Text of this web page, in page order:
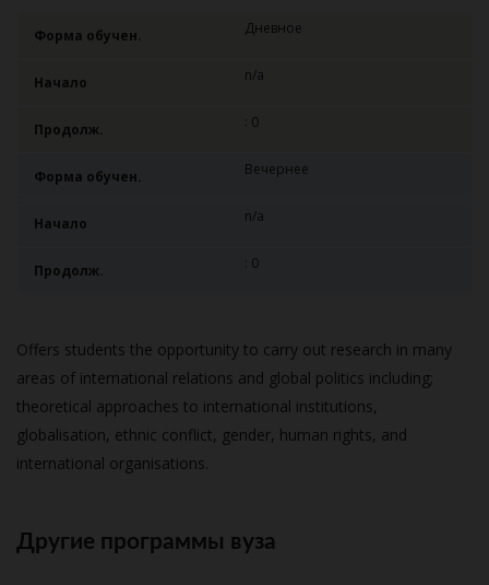
Форма обучен. Дневное
Начало n/a
Продолж. : 0
Форма обучен. Вечернее
Начало n/a
Продолж. : 0
Offers students the opportunity to carry out research in many
areas of international relations and global politics including;
theoretical approaches to international institutions,
globalisation, ethnic conflict, gender, human rights, and
international organisations.
Другие программы вуза